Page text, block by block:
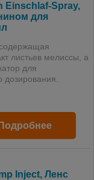
Einschlaf-Spray,
для
листьев мелиссы, а
для
дозирования.
Подробнее
Inject, Ленс